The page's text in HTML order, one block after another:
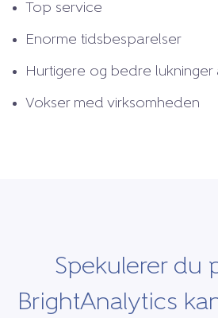
Top service
Enorme tidsbesparelser
Hurtigere og bedre
Vokser med virksomheden
Spekulerer du
BrightAnalytics